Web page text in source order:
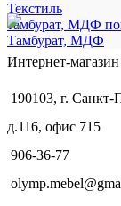
Текстиль
тамбурат, МДФ
Тамбурат, МДФ
Интернет-
190103, г. Санкт-
д.116, офис 715
906-36-77